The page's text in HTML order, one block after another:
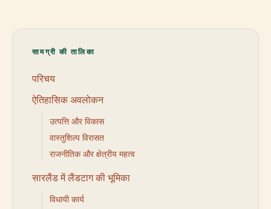
सामग्री की तालिका
परिचय
ऐतिहासिक अवलोकन
उत्पत्ति और विकास
वास्तुशिल्प विरासत
राजनीतिक और क्षेत्रीय महत्व
सारलैंड में लैंडटाग की भूमिका
विधायी कार्य